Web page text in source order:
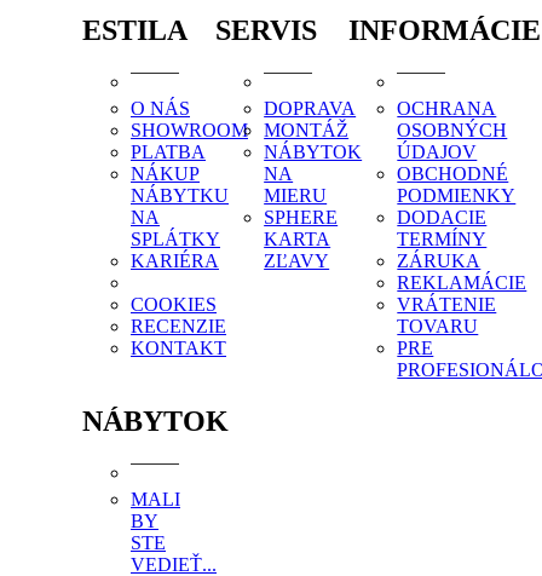
ESTILA
O NÁS
SHOWROOM
PLATBA
NÁKUP
NÁBYTKU
NA
SPLÁTKY
KARIÉRA
COOKIES
RECENZIE
KONTAKT
SERVIS
DOPRAVA
MONTÁŽ
NÁBYTOK
NA
MIERU
SPHERE
KARTA
ZĽAVY
INFORMÁCIE
OCHRANA
OSOBNÝCH
ÚDAJOV
OBCHODNÉ
PODMIENKY
DODACIE
TERMÍNY
ZÁRUKA
REKLAMÁCIE
VRÁTENIE
TOVARU
PRE
NÁBYTOK
MALI
BY
STE
VEDIEŤ...